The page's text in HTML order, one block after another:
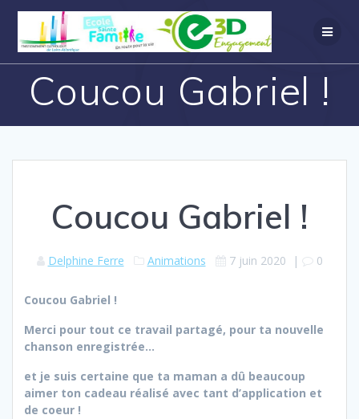
Coucou Gabriel !
Coucou Gabriel !
Delphine Ferre Animations 7 juin 2020 | 0
Coucou Gabriel !
Merci pour tout ce travail partagé, pour ta nouvelle
chanson enregistrée…
et je suis certaine que ta maman a dû beaucoup
aimer ton cadeau réalisé avec tant d’application et
de coeur !